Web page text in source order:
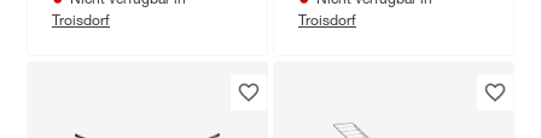
Troisdorf Troisdorf